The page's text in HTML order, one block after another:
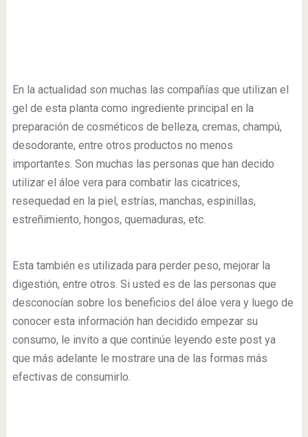
En la actualidad son muchas las compañías que utilizan el
gel de esta planta como ingrediente principal en la
preparación de cosméticos de belleza, cremas, champú,
desodorante, entre otros productos no menos
importantes. Son muchas las personas que han decido
utilizar el áloe vera para combatir las cicatrices,
resequedad en la piel, estrías, manchas, espinillas,
estreñimiento, hongos, quemaduras, etc.
Esta también es utilizada para perder peso, mejorar la
digestión, entre otros. Si usted es de las personas que
desconocían sobre los beneficios del áloe vera y luego de
conocer esta información han decidido empezar su
consumo, le invito a que continúe leyendo este post ya
que más adelante le mostrare una de las formas más
efectivas de consumirlo.